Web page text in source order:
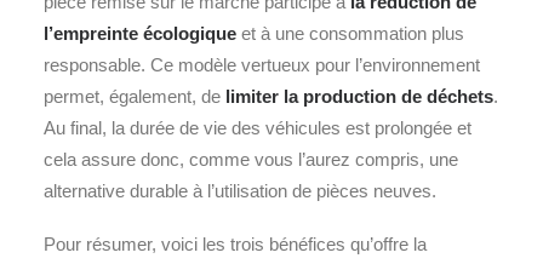
l’empreinte écologique et à une consommation plus
responsable. Ce modèle vertueux pour l’environnement
permet, également, de limiter la production de déchets.
Au final, la durée de vie des véhicules est prolongée et
cela assure donc, comme vous l’aurez compris, une
alternative durable à l’utilisation de pièces neuves.
Pour résumer, voici les trois bénéfices qu’offre la